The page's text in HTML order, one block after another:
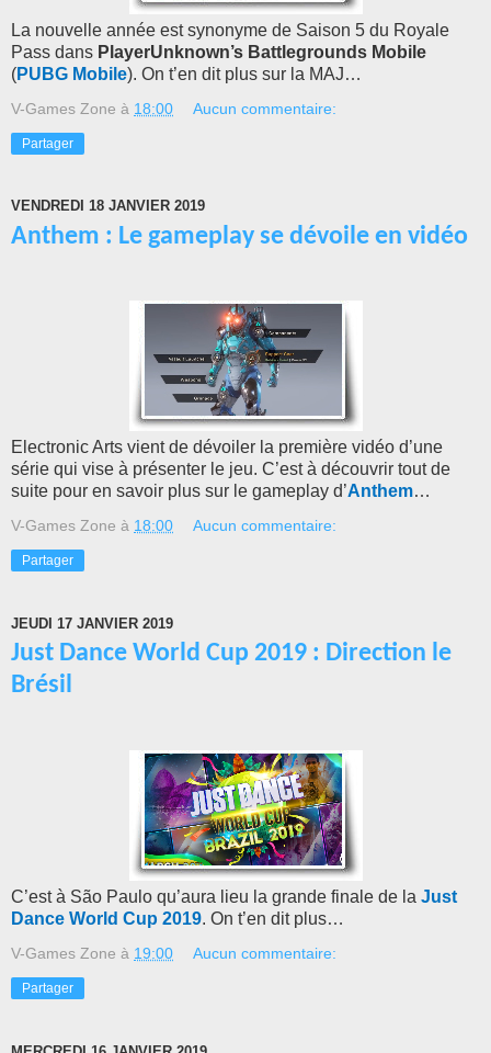
La nouvelle année est synonyme de Saison 5 du Royale
Pass dans PlayerUnknown’s Battlegrounds Mobile
(PUBG Mobile). On t’en dit plus sur la MAJ…
V-Games Zone à 18:00 Aucun commentaire:
Partager
VENDREDI 18 JANVIER 2019
Anthem : Le gameplay se dévoile en vidéo
Electronic Arts vient de dévoiler la première vidéo d’une
série qui vise à présenter le jeu. C’est à découvrir tout de
suite pour en savoir plus sur le gameplay d’Anthem…
V-Games Zone à 18:00 Aucun commentaire:
Partager
JEUDI 17 JANVIER 2019
Just Dance World Cup 2019 : Direction le
Brésil
C’est à São Paulo qu’aura lieu la grande finale de la Just
Dance World Cup 2019. On t’en dit plus…
V-Games Zone à 19:00 Aucun commentaire:
Partager